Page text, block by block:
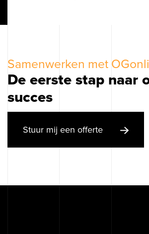
Samenwerken met
De eerste stap naar
succes
Stuur mij een offerte